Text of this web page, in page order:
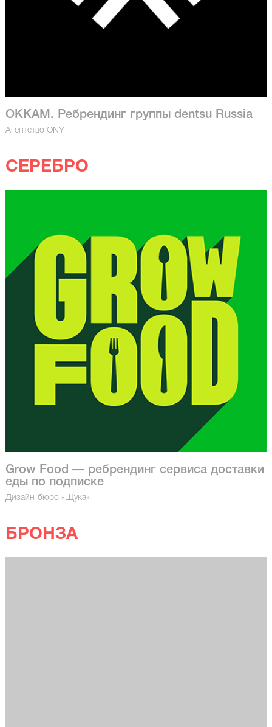
OKKAM. Ребрендинг группы dentsu Russia
Агентство ONY
СЕРЕБРО
Grow Food — ребрендинг сервиса доставки
еды по подписке
Дизайн-бюро «Щука»
БРОНЗА